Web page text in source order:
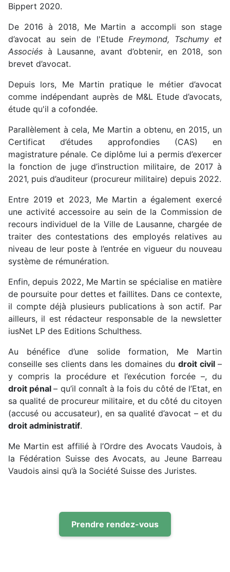
Bippert 2020.
De 2016 à 2018, Me Martin a accompli son stage
d’avocat au sein de l'Etude Freymond, Tschumy et
Associés à Lausanne, avant d’obtenir, en 2018, son
brevet d’avocat.
Depuis lors, Me Martin pratique le métier d’avocat
comme indépendant auprès de M&L Etude d’avocats,
étude qu'il a cofondée.
Parallèlement à cela, Me Martin a obtenu, en 2015, un
Certificat d’études approfondies (CAS) en
magistrature pénale. Ce diplôme lui a permis d’exercer
la fonction de juge d’instruction militaire, de 2017 à
2021, puis d’auditeur (procureur militaire) depuis 2022.
Entre 2019 et 2023, Me Martin a également exercé
une activité accessoire au sein de la Commission de
recours individuel de la Ville de Lausanne, chargée de
traiter des contestations des employés relatives au
niveau de leur poste à l’entrée en vigueur du nouveau
système de rémunération.
Enfin, depuis 2022, Me Martin se spécialise en matière
de poursuite pour dettes et faillites. Dans ce contexte,
il compte déjà plusieurs publications à son actif. Par
ailleurs, il est rédacteur responsable de la newsletter
iusNet LP des Editions Schulthess.
Au bénéfice d’une solide formation, Me Martin
conseille ses clients dans les domaines du droit civil –
y compris la procédure et l’exécution forcée –, du
droit pénal– qu’il connaît à la fois du côté de l’Etat, en
sa qualité de procureur militaire, et du côté du citoyen
(accusé ou accusateur), en sa qualité d’avocat – et du
droit administratif.
Me Martin est affilié à l’Ordre des Avocats Vaudois, à
la Fédération Suisse des Avocats, au Jeune Barreau
Vaudois ainsi qu’à la Société Suisse des Juristes.
Prendre rendez-vous